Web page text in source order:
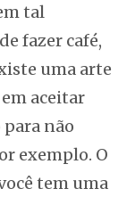
tal
fazer café,
uma arte
aceitar
não
exemplo. O
tem uma